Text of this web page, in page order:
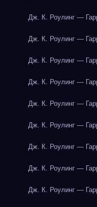
Дж. К. Роулинг —
Дж. К. Роулинг —
Дж. К. Роулинг —
Дж. К. Роулинг —
Дж. К. Роулинг —
Дж. К. Роулинг —
Дж. К. Роулинг —
Дж. К. Роулинг —
Дж. К. Роулинг —